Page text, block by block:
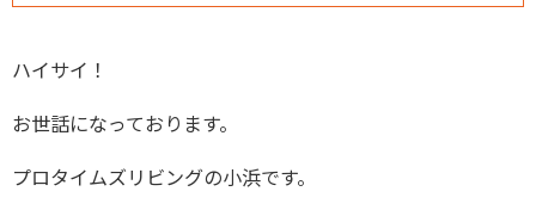
ハイサイ！
お世話になっております。
プロタイムズリビングの小浜です。